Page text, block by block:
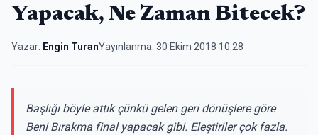
Yapacak, Ne Zaman Bitecek?
Yazar: Engin TuranYayınlanma: 30 Ekim 2018 10:28
Başlığı böyle attık çünkü gelen geri dönüşlere göre
Beni Bırakma final yapacak gibi. Eleştiriler çok fazla.